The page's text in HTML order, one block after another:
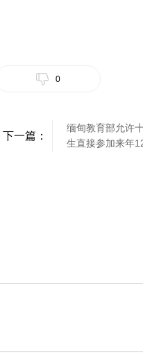
0
下一篇：
缅甸教育部允许
生直接参加来年